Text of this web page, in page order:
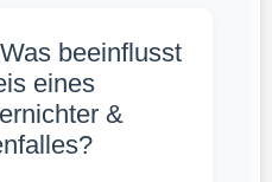
beeinflusst
eines
&